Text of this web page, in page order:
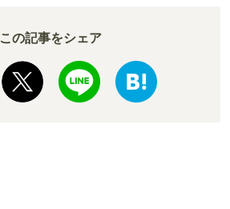
この記事をシェア